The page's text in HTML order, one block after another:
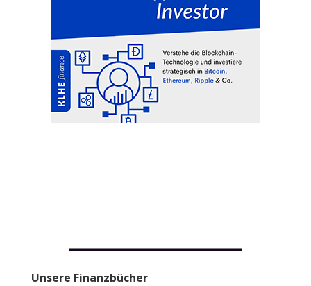
Unsere Finanzbücher